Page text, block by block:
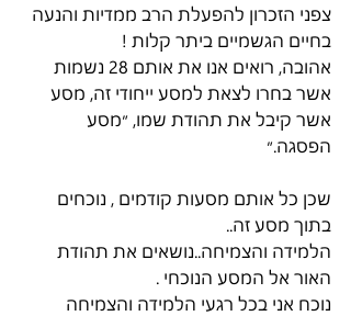
צפני הזכרון להפעלת הרב ממדיות והנעה
בחיים הגשמיים ביתר קלות !
אהובה, רואים אנו את אותם 28 נשמות
אשר בחרו לצאת למסע ייחודי זה, מסע
אשר קיבל את תהודת שמו, ״מסע
הפסגה.״
שכן כל אותם מסעות קודמים , נוכחים
בתוך מסע זה..
הלמידה והצמיחה..נושאים את תהודת
האור אל המסע הנוכחי .
נוכח אני בכל רגעי הלמידה והצמיחה